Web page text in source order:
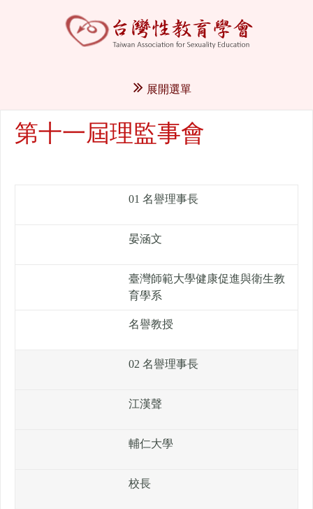
展開選單
第十一屆理監事會
01 名譽理事長
晏涵文
臺灣師範大學健康促進與衛生教
育學系
名譽教授
02 名譽理事長
江漢聲
輔仁大學
校長